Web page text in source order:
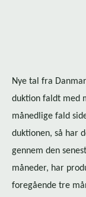
Nye tal fra
duk­tion faldt med
månedlige fald
duk­tio­nen, så har
gennem den
måneder, har
foregående tre